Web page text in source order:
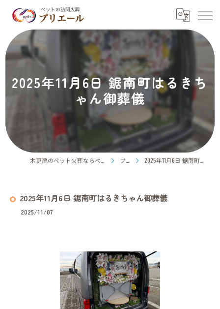
2025年11月6日 鋸南町はるきち
ゃん御葬儀
ブログ 2025年11月6日 鋸南町はるきちゃん御葬儀
2025年11月6日 鋸南町はるきちゃん御葬儀
2025/11/07